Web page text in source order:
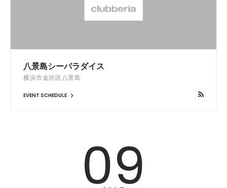
八景島シーパラダイス
横浜市金沢区八景島
EVENT SCHEDULE
09